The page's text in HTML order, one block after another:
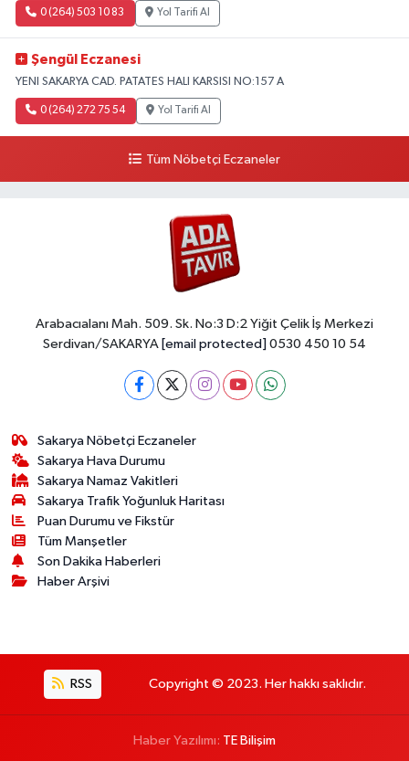
0 (264) 503 10 83 Yol Tarifi Al
Şengül Eczanesi
YENI SAKARYA CAD. PATATES HALI KARSISI NO:157 A
0 (264) 272 75 54 Yol Tarifi Al
Tüm Nöbetçi Eczaneler
Arabacıalanı Mah. 509. Sk. No:3 D:2 Yiğit Çelik İş Merkezi
Serdivan/SAKARYA [email protected] 0530 450 10 54
Sakarya Nöbetçi Eczaneler
Sakarya Hava Durumu
Sakarya Namaz Vakitleri
Sakarya Trafik Yoğunluk Haritası
Puan Durumu ve Fikstür
Tüm Manşetler
Son Dakika Haberleri
Haber Arşivi
RSS Copyright © 2023. Her hakkı saklıdır.
Haber Yazılımı: TE Bilişim